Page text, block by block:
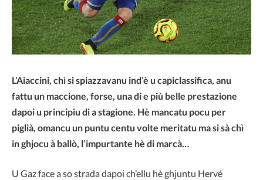
L’Aiaccini, chì si spiazzavanu ind’è u capiclassifica, anu
fattu un maccione, forse, una di e più belle prestazione
dapoi u principiu di a stagione. Hè mancatu pocu per
piglià, omancu un puntu centu volte meritatu ma si sà chì
in ghjocu à ballò, l’impurtante hè di marcà…
U Gaz face a so strada dapoi ch’ellu hè ghjuntu Hervé